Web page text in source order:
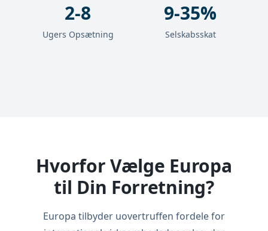
2-8
Ugers Opsætning
9-35%
Selskabsskat
Hvorfor Vælge Europa
til Din Forretning?
Europa tilbyder uovertruffen fordele for